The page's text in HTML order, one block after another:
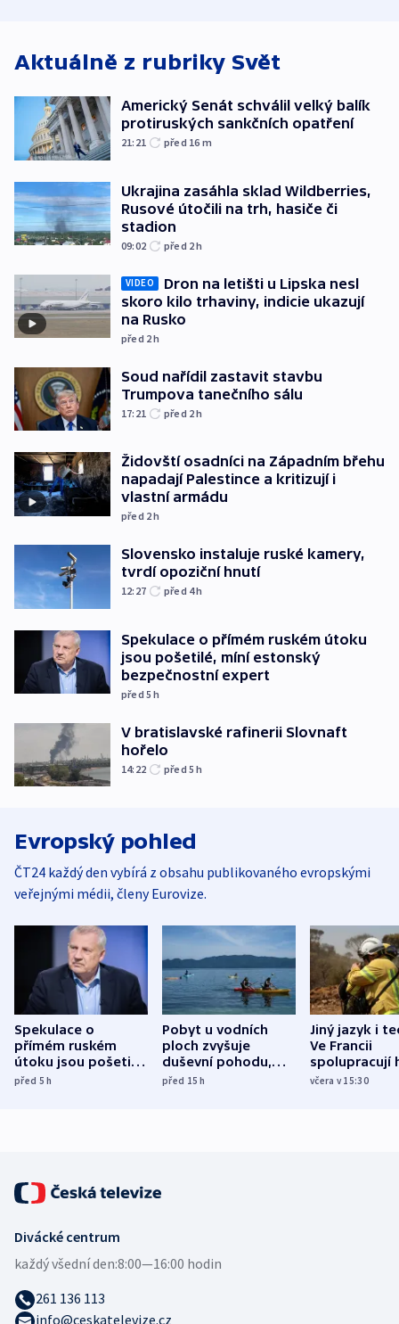
Aktuálně z rubriky Svět
Americký Senát schválil velký balík
protiruských sankčních opatření
21:21 před 16 m
Ukrajina zasáhla sklad Wildberries,
Rusové útočili na trh, hasiče či
stadion
09:02 před 2h
VIDEO
Dron na letišti u Lipska nesl
skoro kilo trhaviny, indicie ukazují
na Rusko
před 2h
Soud nařídil zastavit stavbu
Trumpova tanečního sálu
17:21 před 2h
Židovští osadníci na Západním břehu
napadají Palestince a kritizují i
vlastní armádu
před 2h
Slovensko instaluje ruské kamery,
tvrdí opoziční hnutí
12:27 před 4h
Spekulace o přímém ruském útoku
jsou pošetilé, míní estonský
bezpečnostní expert
před 5h
V bratislavské rafinerii Slovnaft
hořelo
14:22 před 5h
Evropský pohled
ČT24 každý den vybírá z obsahu publikovaného evropskými
veřejnými médii, členy Eurovize.
Spekulace o
přímém ruském
útoku jsou pošetilé,
míní estonský
před 5h
Pobyt u vodních
ploch zvyšuje
duševní pohodu,
ukázala
před 15h
Jiný jazyk i
Ve Francii
spolupracují
různých zemí
včera v 15:30
Divácké centrum
každý všední den:8:00—16:00 hodin
261 136 113
info@ceskatelevize.cz